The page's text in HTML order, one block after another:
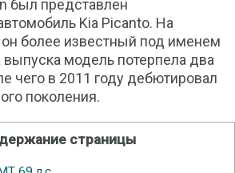
был представлен
Kia Picanto. На
более известный под именем
выпуска модель потерпела два
чего в 2011 году дебютировал
поколения.
страницы